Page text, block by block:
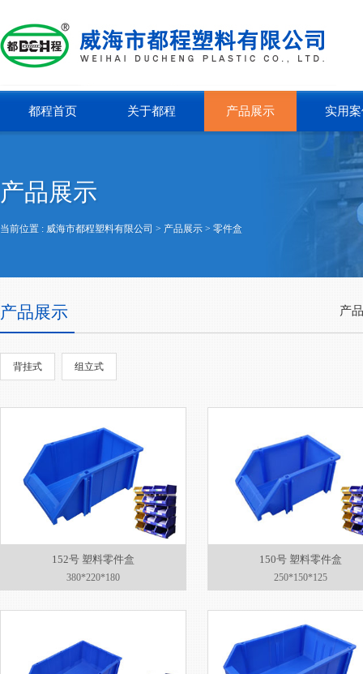
都程首页 关于都程 产品展示 实用
产品展示
当前位置 : 威海市都程塑料有限公司 > 产品展示 > 零件盒
产品展示 产
背挂式 组立式
152号 塑料零件盒
380*220*180
150号 塑料零件盒
250*150*125